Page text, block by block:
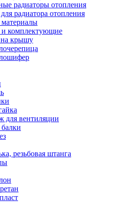
радиаторы отопления
радиатора отопления
комплектующие
крышу
для вентиляции
резьбовая штанга